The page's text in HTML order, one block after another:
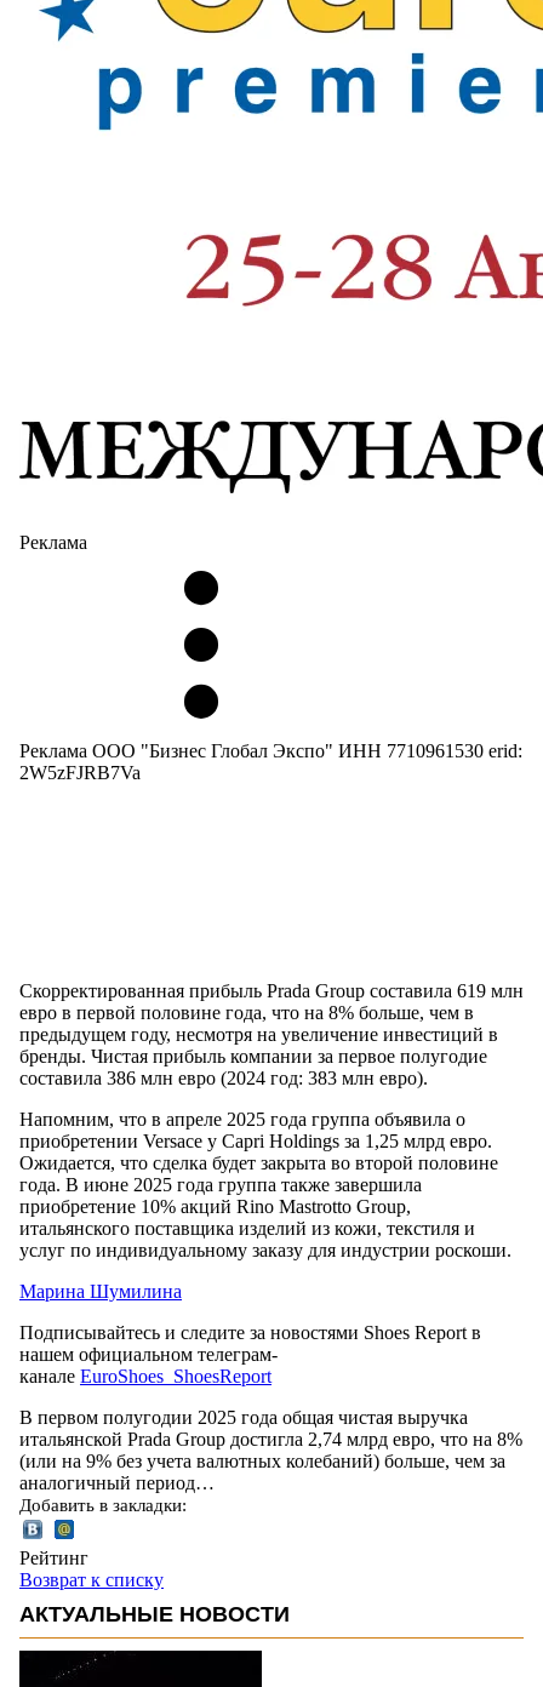
Реклама
Реклама ООО "Бизнес Глобал Экспо" ИНН 7710961530 erid:
2W5zFJRB7Va
Скорректированная прибыль Prada Group составила 619 млн
евро в первой половине года, что на 8% больше, чем в
предыдущем году, несмотря на увеличение инвестиций в
бренды. Чистая прибыль компании за первое полугодие
составила 386 млн евро (2024 год: 383 млн евро).
Напомним, что в апреле 2025 года группа объявила о
приобретении Versace у Capri Holdings за 1,25 млрд евро.
Ожидается, что сделка будет закрыта во второй половине
года. В июне 2025 года группа также завершила
приобретение 10% акций Rino Mastrotto Group,
итальянского поставщика изделий из кожи, текстиля и
услуг по индивидуальному заказу для индустрии роскоши.
Марина Шумилина
Подписывайтесь и следите за новостями Shoes Report в
нашем официальном телеграм-
канале EuroShoes_ShoesReport
В первом полугодии 2025 года общая чистая выручка
итальянской Prada Group достигла 2,74 млрд евро, что на 8%
(или на 9% без учета валютных колебаний) больше, чем за
аналогичный период…
Добавить в закладки:
Рейтинг
Возврат к списку
АКТУАЛЬНЫЕ НОВОСТИ